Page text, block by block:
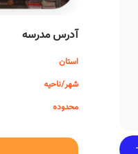
آدرس مدرسه
استان
شهر/ناحیه
محدوده